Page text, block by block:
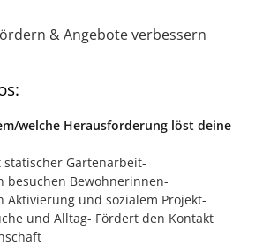
& Angebote verbessern
welche Herausforderung löst deine
Gartenarbeit-
besuchen Bewohnerinnen-
Aktivierung und sozialem Projekt-
und Alltag- Fördert den Kontakt